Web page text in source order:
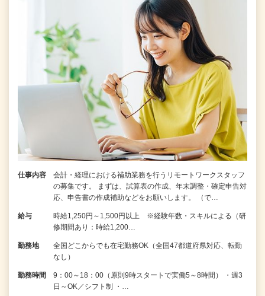
仕事内容
会計・経理における補助業務を行うリモートワークスタッフ
の募集です。 まずは、試算表の作成、年末調整・確定申告対
応、申告書の作成補助などをお願いします。 （で…
給与
時給1,250円～1,500円以上 ※経験年数・スキルによる（研
修期間あり：時給1,200…
勤務地
全国どこからでも在宅勤務OK（全国47都道府県対応、転勤
なし）
勤務時間
9：00～18：00（原則9時スタートで実働5～8時間） ・週3
日～OK／シフト制 ・…